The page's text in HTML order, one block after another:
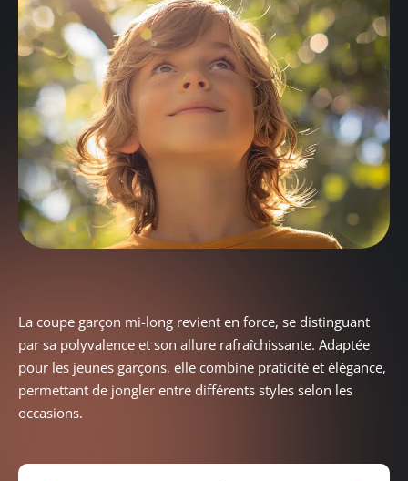
La coupe garçon mi-long revient en force, se distinguant
par sa polyvalence et son allure rafraîchissante. Adaptée
pour les jeunes garçons, elle combine praticité et élégance,
permettant de jongler entre différents styles selon les
occasions.